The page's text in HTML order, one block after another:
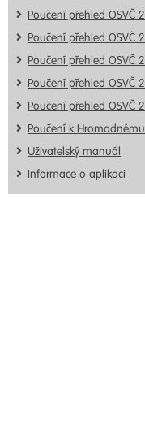
Poučení přehled OSVČ
Poučení přehled OSVČ
Poučení přehled OSVČ
Poučení přehled OSVČ
Poučení přehled OSVČ
Poučení k
Uživatelský manuál
Informace o aplikaci